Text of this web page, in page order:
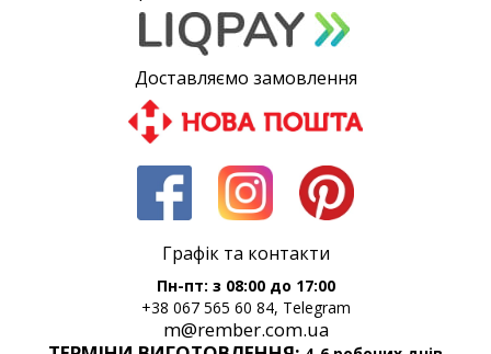
Доставляємо замовлення
Графік та контакти
Пн-пт: з 08:00 до 17:00
+38 067 565 60 84, Telegram
m@rember.com.ua